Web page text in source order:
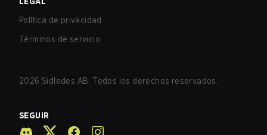
Política de privacidad
Términos de servicio
2026 Sidledes AB. Todos los derechos reservados.
SEGUIR